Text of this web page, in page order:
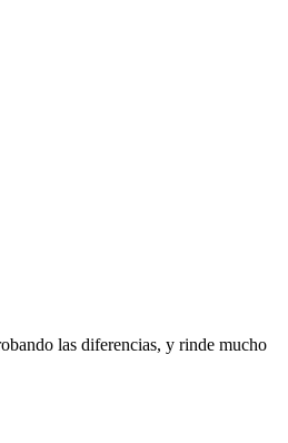
las diferencias, y rinde mucho